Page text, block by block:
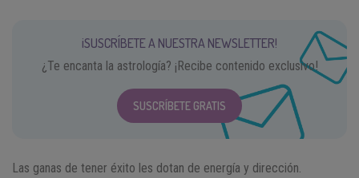
¡SUSCRÍBETE A NUESTRA NEWSLETTER!
¿Te encanta la astrología? ¡Recibe contenido exclusivo!
SUSCRÍBETE GRATIS
Las ganas de tener éxito les dotan de energía y dirección.